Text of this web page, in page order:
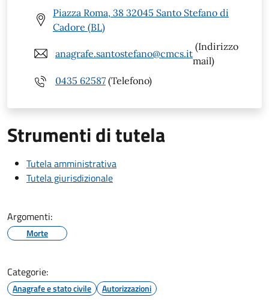
Piazza Roma, 38 32045 Santo Stefano di
Cadore (BL)
anagrafe.santostefano@cmcs.it
(Indirizzo
mail)
0435 62587 (Telefono)
Strumenti di tutela
Tutela amministrativa
Tutela giurisdizionale
Argomenti:
Morte
Categorie:
Anagrafe e stato civile Autorizzazioni